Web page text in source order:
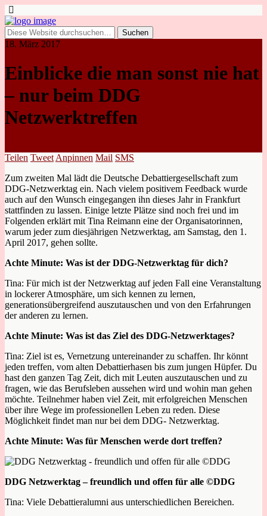
18. März 2017
Einblicke die man sonst nie hat
– nur beim DDG
Netzwerktreffen
Teilen Tweet Anpinnen Mail SMS
Zum zweiten Mal lädt die Deutsche Debattiergesellschaft zum
DDG-Netzwerktag ein. Nach vielem positivem Feedback wurde
auch auf den Wunsch eingegangen ihn dieses Jahr in Frankfurt
stattfinden zu lassen. Einige letzte Plätze sind noch frei und im
Folgenden erklärt mit Tina Reimann eine der Organisatorinnen,
warum jeder zum diesjährigen Netzwerktag, am Samstag, den 1.
April 2017, gehen sollte.
Achte Minute: Was ist der DDG-Netzwerktag für dich?
Tina: Für mich ist der Netzwerktag auf jeden Fall eine Veranstaltung
in lockerer Atmosphäre, um sich kennen zu lernen,
generationsübergreifend auszutauschen und von den Erfahrungen
der anderen zu lernen.
Achte Minute: Was ist das Ziel des DDG-Netzwerktages?
Tina: Ziel ist es, Vernetzung untereinander zu schaffen. Ihr könnt
jeden treffen, vom alten Debattierhasen bis zum jungen Hüpfer. Du
hast den ganzen Tag Zeit, dich mit Leuten auszutauschen und zu
fragen, wie das Berufsleben aussehen wird und wohin man gehen
möchte. Teilnehmer haben viel Zeit, mit erfolgreichen Menschen
über ihre Wege im professionellen Leben zu reden. Diese
Möglichkeit findet man nur bei dem DDG- Netzwerktag.
Achte Minute: Was für Menschen werde dort treffen?
DDG Netzwerktag – freundlich und offen für alle ©DDG
Tina: Viele Debattieralumni aus unterschiedlichen Bereichen.